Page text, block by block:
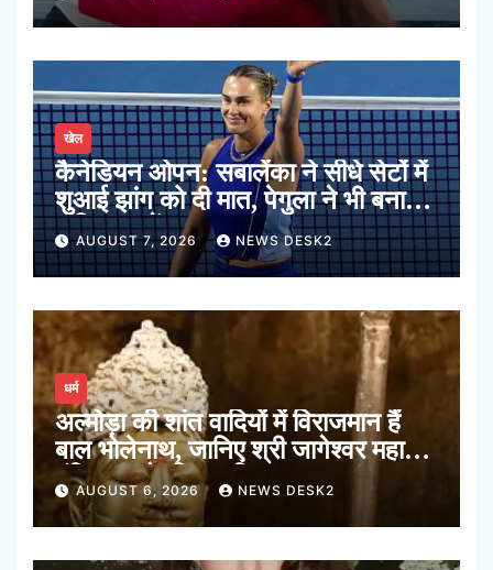
खेल
कैनेडियन ओपन: सबालेंका ने सीधे सेटों में
शुआई झांग को दी मात, पेगुला ने भी बनाई
अंतिम 16 में जगह
AUGUST 7, 2026 NEWS DESK2
धर्म
अल्मोड़ा की शांत वादियों में विराजमान हैं
बाल भोलेनाथ, जानिए श्री जागेश्वर महादेव
मंदिर का पौराणिक इतिहास
AUGUST 6, 2026 NEWS DESK2